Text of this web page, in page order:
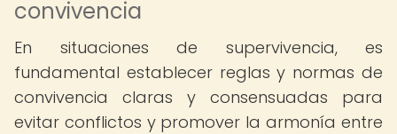
convivencia
En situaciones de supervivencia, es
fundamental establecer reglas y normas de
convivencia claras y consensuadas para
evitar conflictos y promover la armonía entre